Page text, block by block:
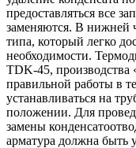
предоставляться все
заменяются. В нижней
типа, который легко
необходимости.
TDK-45, производства
правильной работы в
устанавливаться на
положении. Для
замены
арматура должна быть